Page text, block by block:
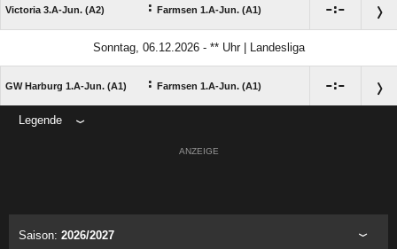
Victoria 3.A-Jun. (A2) : Farmsen 1.A-Jun. (A1) :
Sonntag, 06.12.2026 - ** Uhr | Landesliga
GW Harburg 1.A-Jun. (A1) : Farmsen 1.A-Jun. (A1) :
Legende
ANZEIGE
Saison: 2026/2027